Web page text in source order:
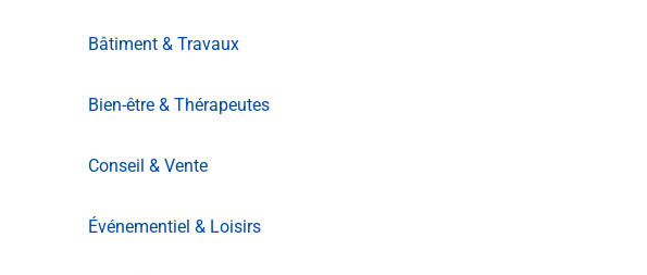
Bâtiment & Travaux
Bien-être & Thérapeutes
Conseil & Vente
Événementiel & Loisirs